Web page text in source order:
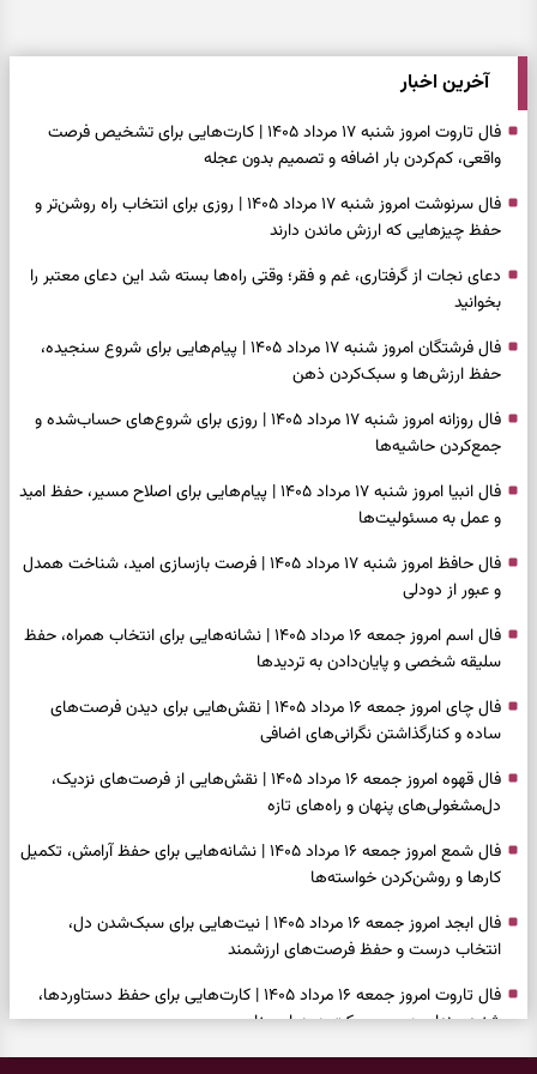
آخرین اخبار
فال تاروت امروز شنبه ۱۷ مرداد ۱۴۰۵ | کارت‌هایی برای تشخیص فرصت
واقعی، کم‌کردن بار اضافه و تصمیم بدون عجله
فال سرنوشت امروز شنبه ۱۷ مرداد ۱۴۰۵ | روزی برای انتخاب راه روشن‌تر و
حفظ چیزهایی که ارزش ماندن دارند
دعای نجات از گرفتاری، غم و فقر؛ وقتی راه‌ها بسته شد این دعای معتبر را
بخوانید
فال فرشتگان امروز شنبه ۱۷ مرداد ۱۴۰۵ | پیام‌هایی برای شروع سنجیده،
حفظ ارزش‌ها و سبک‌کردن ذهن
فال روزانه امروز شنبه ۱۷ مرداد ۱۴۰۵ | روزی برای شروع‌های حساب‌شده و
جمع‌کردن حاشیه‌ها
فال انبیا امروز شنبه ۱۷ مرداد ۱۴۰۵ | پیام‌هایی برای اصلاح مسیر، حفظ امید
و عمل به مسئولیت‌ها
فال حافظ امروز شنبه ۱۷ مرداد ۱۴۰۵ | فرصت بازسازی امید، شناخت همدل
و عبور از دودلی
فال اسم امروز جمعه ۱۶ مرداد ۱۴۰۵ | نشانه‌هایی برای انتخاب همراه، حفظ
سلیقه شخصی و پایان‌دادن به تردیدها
فال چای امروز جمعه ۱۶ مرداد ۱۴۰۵ | نقش‌هایی برای دیدن فرصت‌های
ساده و کنارگذاشتن نگرانی‌های اضافی
فال قهوه امروز جمعه ۱۶ مرداد ۱۴۰۵ | نقش‌هایی از فرصت‌های نزدیک،
دل‌مشغولی‌های پنهان و راه‌های تازه
فال شمع امروز جمعه ۱۶ مرداد ۱۴۰۵ | نشانه‌هایی برای حفظ آرامش، تکمیل
کارها و روشن‌کردن خواسته‌ها
فال ابجد امروز جمعه ۱۶ مرداد ۱۴۰۵ | نیت‌هایی برای سبک‌شدن دل،
انتخاب درست و حفظ فرصت‌های ارزشمند
فال تاروت امروز جمعه ۱۶ مرداد ۱۴۰۵ | کارت‌هایی برای حفظ دستاوردها،
شنیدن ندای درون و حرکت در زمان مناسب